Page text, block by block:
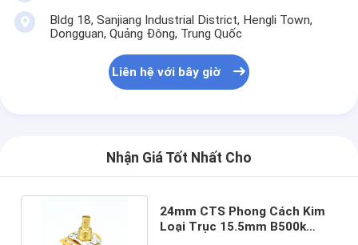
Bldg 18, Sanjiang Industrial District, Hengli Town,
Dongguan, Quảng Đông, Trung Quốc
Liên hệ với bây giờ
Nhận Giá Tốt Nhất Cho
24mm CTS Phong Cách Kim
Loại Trục 15.5mm B500k